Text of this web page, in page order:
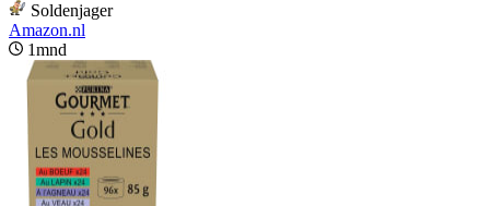
Soldenjager
Amazon.nl
1mnd